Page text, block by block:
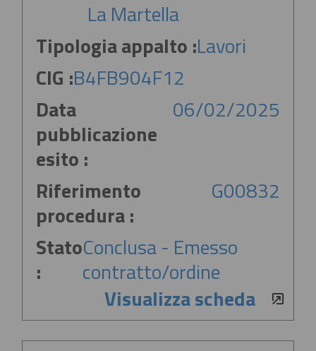
La Martella
Tipologia appalto :Lavori
CIG :B4FB904F12
Data
pubblicazione
esito :
06/02/2025
Riferimento
procedura :
G00832
Stato
:
Conclusa - Emesso
contratto/ordine
Visualizza scheda